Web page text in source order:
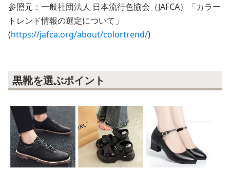
参照元：一般社団法人 日本流行色協会（JAFCA）「カラー
トレンド情報の選定について」
(https://jafca.org/about/colortrend/)
黒靴を選ぶポイント